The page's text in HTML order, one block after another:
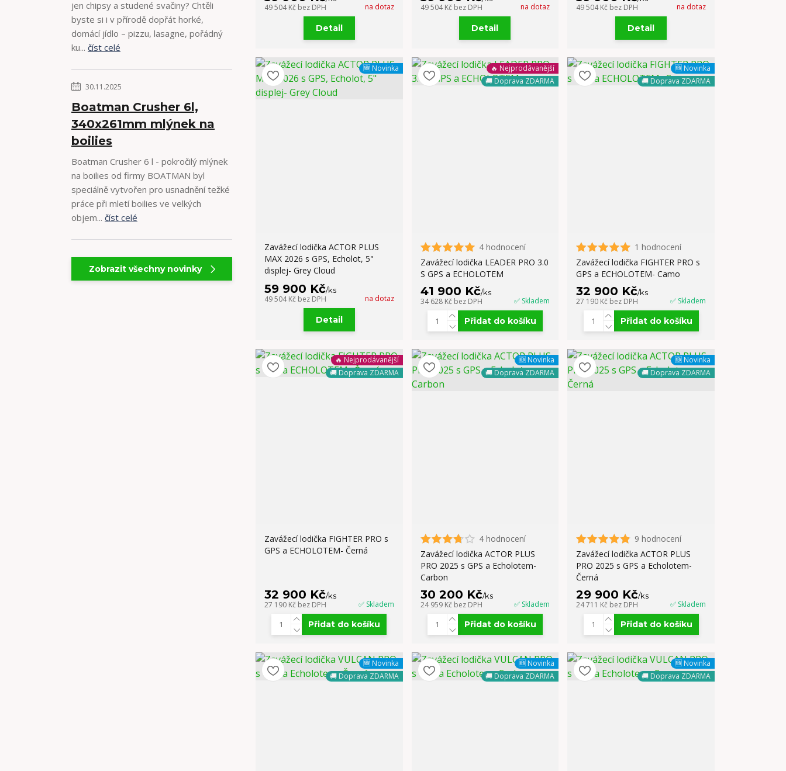
49 504 Kč bez DPH na dotaz
Detail
49 504 Kč bez DPH na dotaz
Detail
49 504 Kč bez DPH na dotaz
Detail
🆕 Novinka
Zavážecí lodička ACTOR PLUS
MAX 2026 s GPS, Echolot, 5"
displej- Grey Cloud
59 900 Kč/ks
49 504 Kč bez DPH na dotaz
Detail
🔥 Nejprodávanější
🚚 Doprava ZDARMA
4 hodnocení
Zavážecí lodička LEADER PRO 3.0
S GPS a ECHOLOTEM
41 900 Kč/ks
34 628 Kč bez DPH ✅ Skladem
Přidat do košíku
🆕 Novinka
🚚 Doprava ZDARMA
1 hodnocení
Zavážecí lodička FIGHTER PRO s
GPS a ECHOLOTEM- Camo
32 900 Kč/ks
27 190 Kč bez DPH ✅ Skladem
Přidat do košíku
🔥 Nejprodávanější
🚚 Doprava ZDARMA
Zavážecí lodička FIGHTER PRO s
GPS a ECHOLOTEM- Černá
32 900 Kč/ks
27 190 Kč bez DPH ✅ Skladem
Přidat do košíku
🆕 Novinka
🚚 Doprava ZDARMA
4 hodnocení
Zavážecí lodička ACTOR PLUS
PRO 2025 s GPS a Echolotem-
Carbon
30 200 Kč/ks
24 959 Kč bez DPH ✅ Skladem
Přidat do košíku
🆕 Novinka
🚚 Doprava ZDARMA
9 hodnocení
Zavážecí lodička ACTOR PLUS
PRO 2025 s GPS a Echolotem-
Černá
29 900 Kč/ks
24 711 Kč bez DPH ✅ Skladem
Přidat do košíku
🆕 Novinka
🚚 Doprava ZDARMA
🆕 Novinka
🚚 Doprava ZDARMA
🆕 Novinka
🚚 Doprava ZDARMA
jen chipsy a studené svačiny? Chtěli
byste si i v přírodě dopřát horké,
domácí jídlo – pizzu, lasagne, pořádný
ku... číst celé
30.11.2025
Boatman Crusher 6l,
340x261mm mlýnek na
boilies
Boatman Crusher 6 l - pokročilý mlýnek
na boilies od firmy BOATMAN byl
speciálně vytvořen pro usnadnění težké
práce při mletí boilies ve velkých
objem... číst celé
Zobrazit všechny novinky